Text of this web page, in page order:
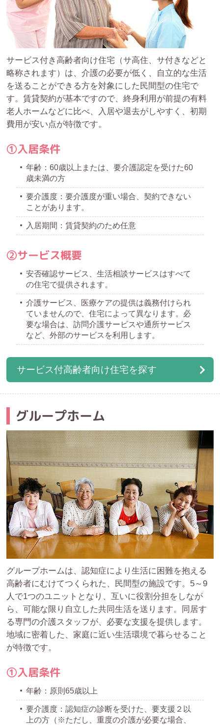
サービス付き高齢者向け住宅（サ高住、サ付きなどと
略称されます）は、介護の必要が低く、自立的な生活
を送ることができる方を対象にした民間型の住宅で
す。賃貸契約が基本ですので、終身利用が前提の有料
老人ホームなどに比べ、入居や退去がしやすく、初期
費用が安い点が特徴です。
①入居条件
年齢：60歳以上または、要介護認定を受けた60
歳未満の方
要介護度：要介護度が重い場合、契約できない
ことがあります。
入居期間：賃貸契約のため任意
②サービス概要
安否確認サービス、生活相談サービスはすべて
の住宅で提供されます。
介護サービス、医療ケアの提供は義務付けられ
ていませんので、住宅によって異なります。必
要な場合は、訪問介護サービスや通所サービス
など、外部のサービスを利用します。
サービス付高齢者向け住宅を探す
グループホーム
グループホームは、認知症により生活に困難を抱える
高齢者にむけてつくられた、民間型の施設です。5～9
人で1つのユニットとなり、互いに役割分担をしなが
ら、可能な限り自立した共同生活を送ります。同居す
る専門の介護スタッフが、必要な支援を提供します。
地域に密着した、家庭に近い生活環境で暮らせること
が特徴です。
①入居条件
年齢：原則65歳以上
要介護度：認知症の診断を受けた、要支援２以
上の方（※ただし、重度の介護が必要な場合、